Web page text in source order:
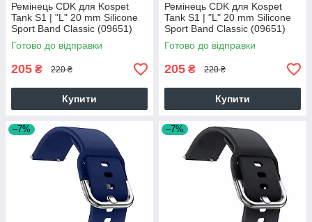
Ремінець CDK для Kospet
Tank S1 | "L" 20 mm Silicone
Sport Band Classic (09651)
(white)
Готово до відправки
205 ₴ 220 ₴
Купити
Ремінець CDK для Kospet
Tank S1 | "L" 20 mm Silicone
Sport Band Classic (09651)
(red)
Готово до відправки
205 ₴ 220 ₴
Купити
–7% –7%